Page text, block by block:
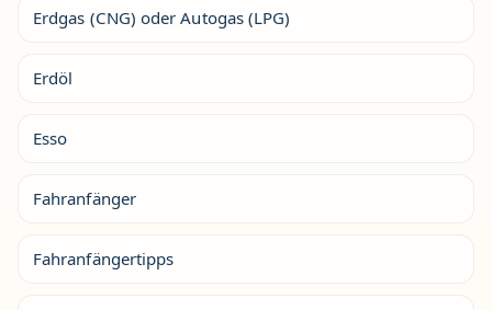
Erdgas (CNG) oder Autogas (LPG)
Erdöl
Esso
Fahranfänger
Fahranfängertipps